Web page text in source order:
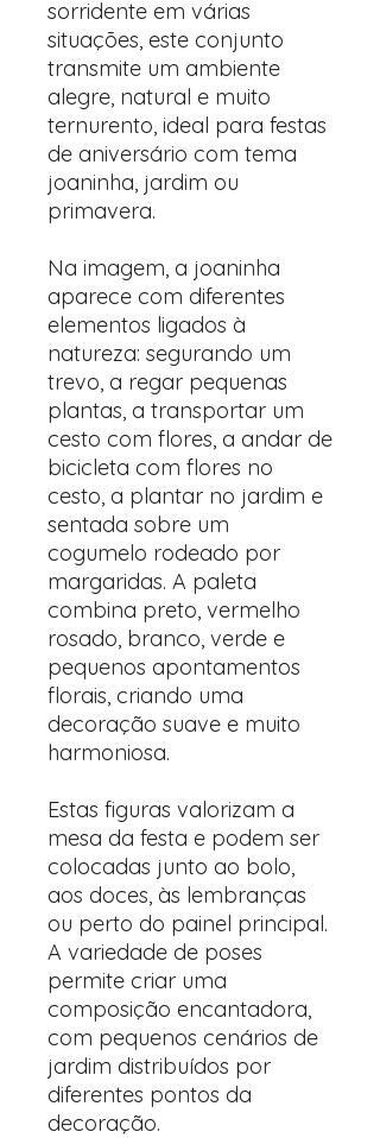
sorridente em várias
situações, este conjunto
transmite um ambiente
alegre, natural e muito
ternurento, ideal para festas
de aniversário com tema
joaninha, jardim ou
primavera.
Na imagem, a joaninha
aparece com diferentes
elementos ligados à
natureza: segurando um
trevo, a regar pequenas
plantas, a transportar um
cesto com flores, a andar de
bicicleta com flores no
cesto, a plantar no jardim e
sentada sobre um
cogumelo rodeado por
margaridas. A paleta
combina preto, vermelho
rosado, branco, verde e
pequenos apontamentos
florais, criando uma
decoração suave e muito
harmoniosa.
Estas figuras valorizam a
mesa da festa e podem ser
colocadas junto ao bolo,
aos doces, às lembranças
ou perto do painel principal.
A variedade de poses
permite criar uma
composição encantadora,
com pequenos cenários de
jardim distribuídos por
diferentes pontos da
decoração.